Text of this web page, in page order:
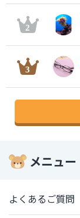
メニュー
よくあるご質問